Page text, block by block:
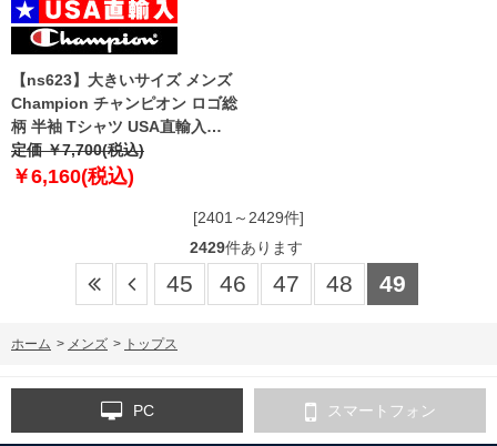
【ns623】大きいサイズ メンズ
Champion チャンピオン ロゴ総
柄 半袖 Tシャツ USA直輸入
t5747p
定価 ￥7,700(税込)
￥6,160(税込)
[2401～2429件]
2429件あります
45 46 47 48 49
ホーム > メンズ > トップス
PC スマートフォン